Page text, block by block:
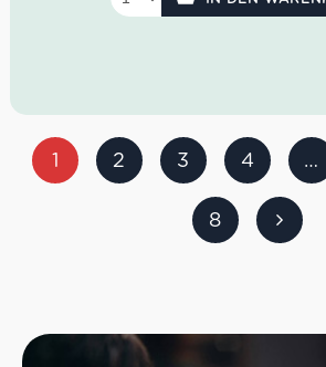
1 2 3 4 …
8